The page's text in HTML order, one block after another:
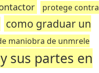
protege contra
como graduar un
maniobra de unmrele
sus partes en